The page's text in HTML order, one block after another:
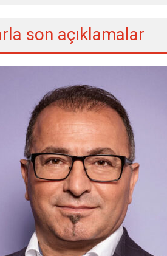
son açıklamalar